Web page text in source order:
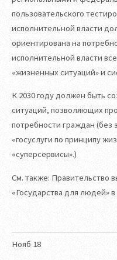
Нояб 18
пользовательского
исполнительной власти
ориентирована на
исполнительной власти
«жизненных ситуаций» и
К 2030 году должен быть
ситуаций, позволяющих
потребности граждан (без
«госуслуги по принципу
«суперсервисы».)
См. также: Правительство
«Государства для людей» в